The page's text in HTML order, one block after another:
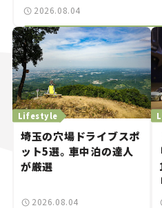
2026.08.04
埼玉の穴場ドライブスポ
ット5選。車中泊の達人
が厳選
Lifestyle
2026.08.04